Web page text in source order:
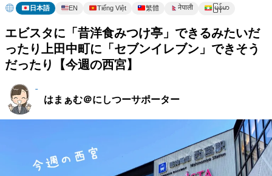
日本語 EN Tiếng Việt 繁體 नेपाली မြန်မာ
エビスタに「昔洋食みつけ亭」できるみたいだ
ったり上田中町に「セブンイレブン」できそう
だったり【今週の西宮】
はまぁむ＠にしつーサポーター